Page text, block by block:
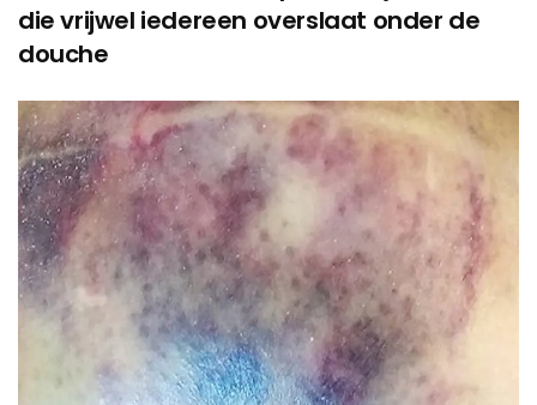
die vrijwel iedereen overslaat onder de
douche